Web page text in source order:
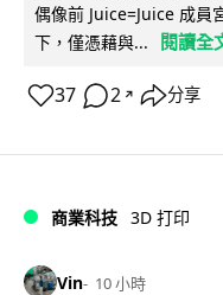
偶像前 Juice=Juice 成員
下，僅憑藉與...
閱讀全
37 2 ↗ 分享
商業科技 3D 打印
Vin 10 小時